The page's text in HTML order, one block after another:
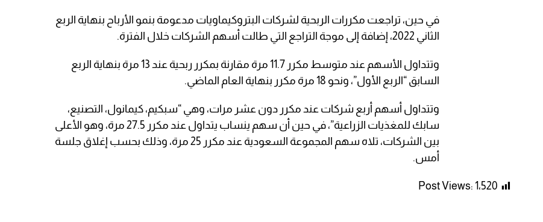
في حين، تراجعت مكررات الربحية لشركات البتروكيماويات مدعومة بنمو الأرباح بنهاية الربع
الثاني 2022، إضافة إلى موجة التراجع التي طالت أسهم الشركات خلال الفترة.
وتتداول الأسهم عند متوسط مكرر 11.7 مرة مقارنة بمكرر ربحية عند 13 مرة بنهاية الربع
السابق “الربع الأول”، ونحو 18 مرة مكرر بنهاية العام الماضي.
وتتداول أسهم أربع شركات عند مكرر دون عشر مرات، وهي “سبكيم، كيمانول، التصنيع،
سابك للمغذيات الزراعية”، في حين أن سهم ينساب يتداول عند مكرر 27.5 مرة، وهو الأعلى
بين الشركات، تلاه سهم المجموعة السعودية عند مكرر 25 مرة، وذلك بحسب إغلاق جلسة
أمس.
Post Views: 1٬520